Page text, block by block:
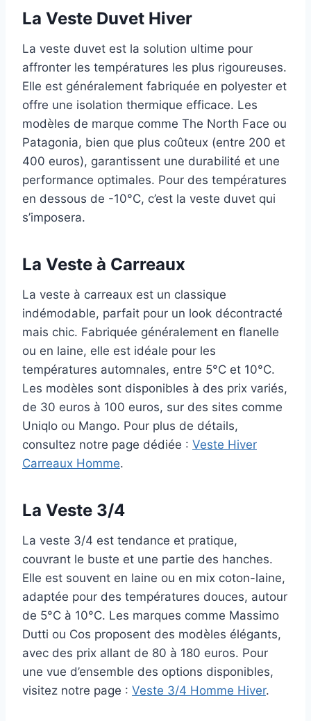
La Veste Duvet Hiver
La veste duvet est la solution ultime pour
affronter les températures les plus rigoureuses.
Elle est généralement fabriquée en polyester et
offre une isolation thermique efficace. Les
modèles de marque comme The North Face ou
Patagonia, bien que plus coûteux (entre 200 et
400 euros), garantissent une durabilité et une
performance optimales. Pour des températures
en dessous de -10°C, c’est la veste duvet qui
s’imposera.
La Veste à Carreaux
La veste à carreaux est un classique
indémodable, parfait pour un look décontracté
mais chic. Fabriquée généralement en flanelle
ou en laine, elle est idéale pour les
températures automnales, entre 5°C et 10°C.
Les modèles sont disponibles à des prix variés,
de 30 euros à 100 euros, sur des sites comme
Uniqlo ou Mango. Pour plus de détails,
consultez notre page dédiée : Veste Hiver
Carreaux Homme.
La Veste 3/4
La veste 3/4 est tendance et pratique,
couvrant le buste et une partie des hanches.
Elle est souvent en laine ou en mix coton-laine,
adaptée pour des températures douces, autour
de 5°C à 10°C. Les marques comme Massimo
Dutti ou Cos proposent des modèles élégants,
avec des prix allant de 80 à 180 euros. Pour
une vue d’ensemble des options disponibles,
visitez notre page : Veste 3/4 Homme Hiver.